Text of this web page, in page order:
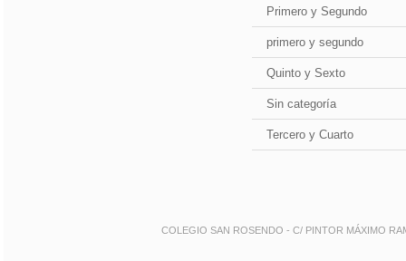
Primero y Segundo
primero y segundo
Quinto y Sexto
Sin categoría
Tercero y Cuarto
COLEGIO SAN ROSENDO - C/ PINTOR MÁXIMO